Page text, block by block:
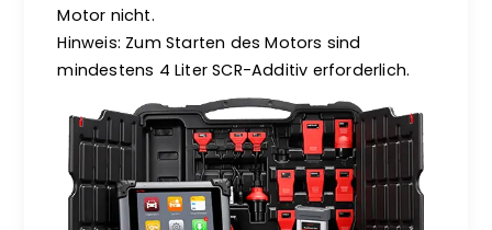
Motor nicht.
Hinweis: Zum Starten des Motors sind
mindestens 4 Liter SCR-Additiv erforderlich.